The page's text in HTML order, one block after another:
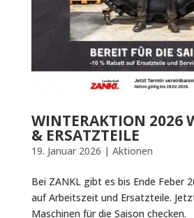
WINTERAKTION 2026
& ERSATZTEILE
19. Januar 2026 | Aktionen
Bei ZANKL gibt es bis Ende Feber
auf Arbeitszeit und Ersatzteile.
Maschinen für die Saison checken.